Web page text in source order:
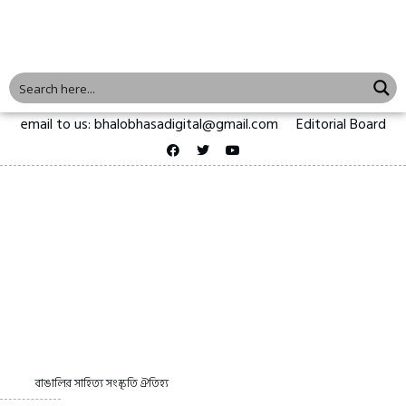
email to us: bhalobhasadigital@gmail.com Editorial Board
বাঙালির সাহিত্য সংস্কৃতি ঐতিহ্য